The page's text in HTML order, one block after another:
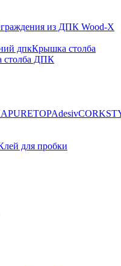
из ДПК Wood-X
дпкКрышка столба
столба ДПК
PURETOPAdesiv
для пробки